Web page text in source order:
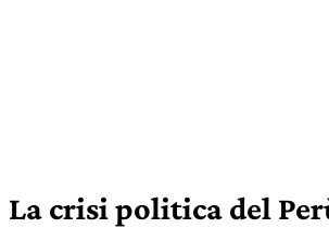
La crisi politica del